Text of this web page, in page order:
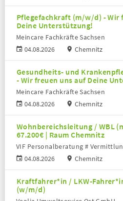
Pflegefachkraft (m/w/d) - Wir
Deine Unterstützung!
04.08.2026
Meincare Fachkräfte Sachsen
Chemnitz
Gesundheits- und
- Wir freuen uns auf Deine
04.08.2026
Meincare Fachkräfte Sachsen
Chemnitz
Wohnbereichsleitung / WBL
67.200€ | Raum Chemnitz
04.08.2026
Chemnitz
Kraftfahrer*in / LKW-
(w/m/d)